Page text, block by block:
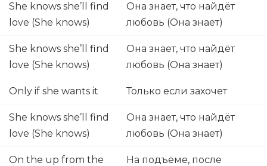
She knows she’ll find
love (She knows)
Она знает, что найдёт
любовь (Она знает)
She knows she’ll find
love (She knows)
Она знает, что найдёт
любовь (Она знает)
Only if she wants it Только если захочет
She knows she’ll find
love (She knows)
Она знает, что найдёт
любовь (Она знает)
On the up from the
На подъёме, после